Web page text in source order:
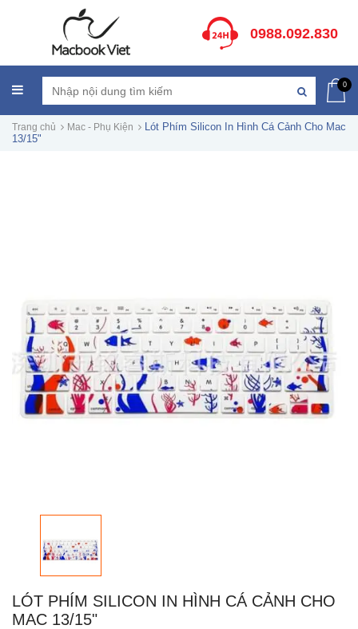
0988.092.830
0
Trang chủ Mac - Phụ Kiện
Lót Phím Silicon In Hình Cá Cảnh Cho Mac
13/15"
LÓT PHÍM SILICON IN HÌNH CÁ CẢNH CHO
MAC 13/15"